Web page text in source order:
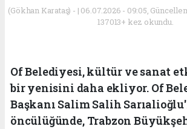
(Gökhan Karataş) - | 06.07.2026 - 09:05,
137013+ kez okundu.
Of Belediyesi, kültür ve sanat
bir yenisini daha ekliyor. Of
Başkanı Salim Salih
öncülüğünde, Trabzon